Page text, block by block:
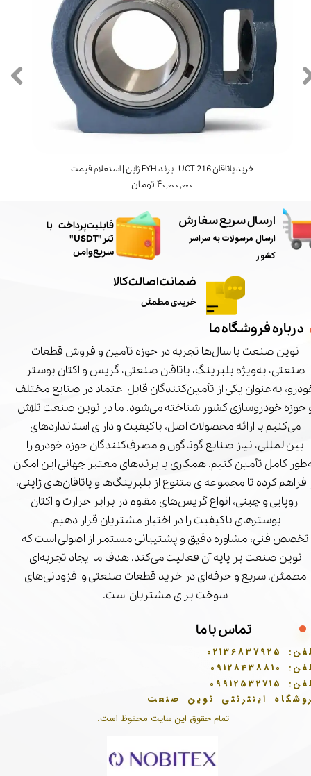
خرید یاتاقان UCT 216 | برند FYH ژاپن | استعلام قیمت
۴۰,۰۰۰,۰۰۰ تومان
تمام حقوق این سایت محفوظ است.
ارسال سریع سفارش
ارسال مرسولات به سراسر
کشور
ضمانت اصالت کالا
خریدی مطمئن
درباره فروشگاه ما
نوین صنعت با سال‌ها تجربه در حوزه تأمین و فروش قطعات
صنعتی، به‌ویژه بلبرینگ، یاتاقان صنعتی، گریس و اکتان بوستر
به‌عنوان یکی از تأمین‌کنندگان قابل اعتماد در صنایع مختلف
حوزه خودروسازی کشور شناخته می‌شود. ما در نوین صنعت تلاش
می‌کنیم با ارائه محصولات اصل، باکیفیت و دارای استانداردهای
بین‌المللی، نیاز صنایع گوناگون و مصرف‌کنندگان حوزه خودرو را
کامل تأمین کنیم. همکاری با برندهای معتبر جهانی این امکان
فراهم کرده تا مجموعه‌ای متنوع از بلبرینگ‌ها و یاتاقان‌های ژاپنی،
اروپایی و چینی، انواع گریس‌های مقاوم در برابر حرارت و اکتان
بوسترهای باکیفیت را در اختیار مشتریان قرار دهیم.
تخصص فنی، مشاوره دقیق و پشتیبانی مستمر از اصولی است که
نوین صنعت بر پایه آن فعالیت می‌کند. هدف ما ایجاد تجربه‌ای
مطمئن، سریع و حرفه‌ای در خرید قطعات صنعتی و افزودنی‌های
سوخت برای مشتریان است.
تماس با ما
02136837925
09128438810
09912532715
اینترنتی نوین صنعت
​قابلیت پرداخت با
تتر"USDT"
سریع و امن